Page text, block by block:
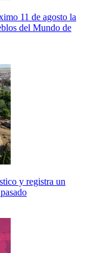
11 de agosto la
del Mundo de
y registra un